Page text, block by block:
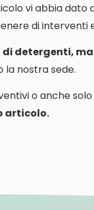
vi abbia dato
di interventi
detergenti,
la nostra sede.
o anche
articolo.